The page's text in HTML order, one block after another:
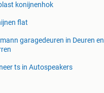
konijnenhok
flat
garagedeuren in Deuren en
ts in Autospeakers